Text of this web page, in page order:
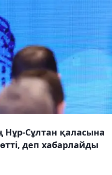
Нұр-Сұлтан қаласына
деп хабарлайды